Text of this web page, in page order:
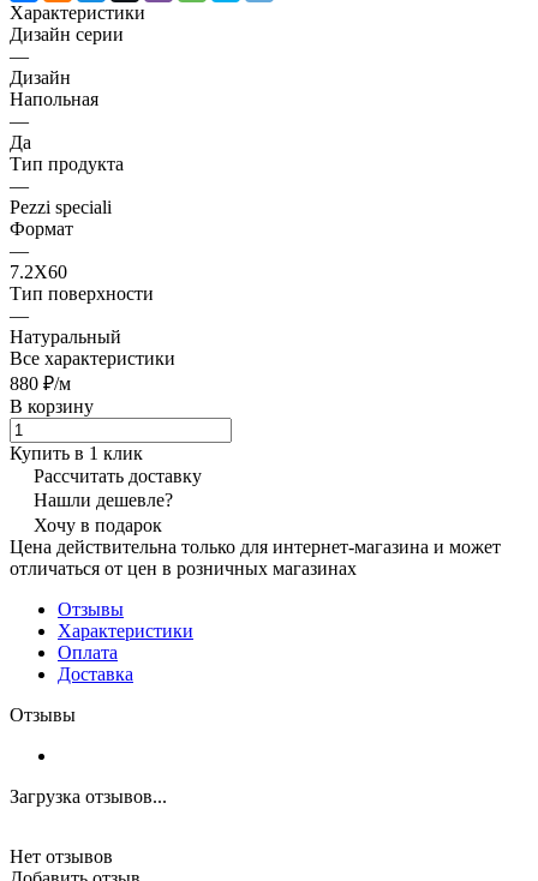
Характеристики
Дизайн серии
—
Дизайн
Напольная
—
Да
Тип продукта
—
Pezzi speciali
Формат
—
7.2X60
Тип поверхности
—
Натуральный
Все характеристики
880 ₽/м
В корзину
Купить в 1 клик
Рассчитать доставку
Нашли дешевле?
Хочу в подарок
Цена действительна только для интернет-магазина и может
отличаться от цен в розничных магазинах
Отзывы
Характеристики
Оплата
Доставка
Отзывы
Загрузка отзывов...
Нет отзывов